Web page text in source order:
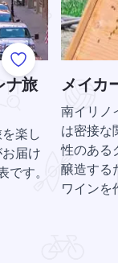
Add to Favorites
ナ旅
楽し
届け
です。
メイカ
南イリノ
は密接な
性のある
醸造する
ワインを